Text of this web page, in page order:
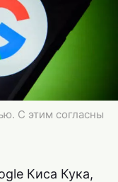
С этим согласны
Киса Кука,